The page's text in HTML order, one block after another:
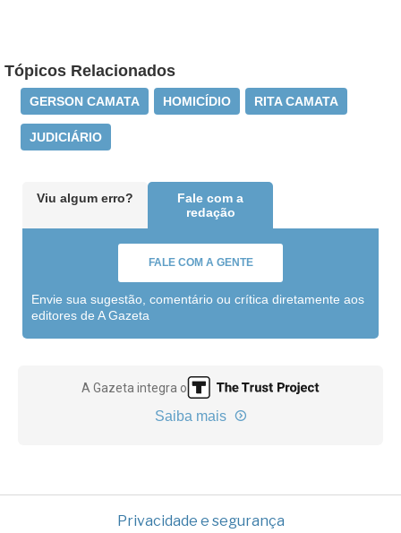
Tópicos Relacionados
GERSON CAMATA HOMICÍDIO RITA CAMATA
JUDICIÁRIO
Viu algum erro?
Fale com a
redação
FALE COM A GENTE
Envie sua sugestão, comentário ou crítica diretamente aos
editores de A Gazeta
A Gazeta integra o
Saiba mais
Privacidade e segurança